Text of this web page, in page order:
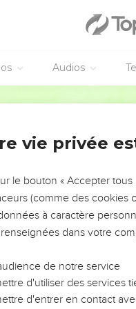
Audios
qui demeuraient à
vous nous avez
et des complots.
Jérusalem des Rois
gabelles et des péages.
un ordre pour faire
en ceci ; [car]
leur compagnie, ils s'en
vie privée
le bouton « Accepter
(comme des cookies
à caractère
dans votre
de notre service
d'utiliser des services
d'entrer en contact